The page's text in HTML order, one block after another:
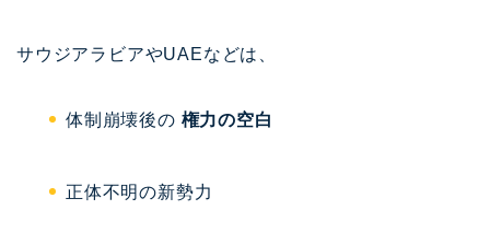
サウジアラビアやUAEなどは、
体制崩壊後の 権力の空白
正体不明の新勢力